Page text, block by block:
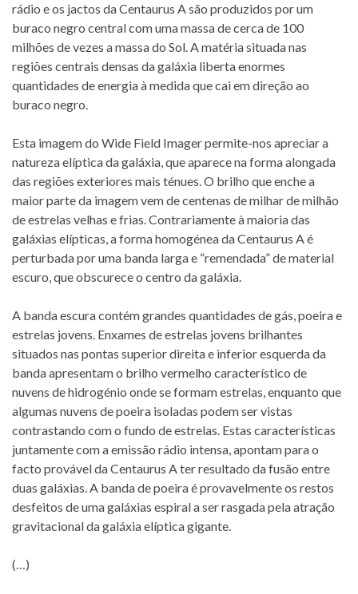
rádio e os jactos da Centaurus A são produzidos por um
buraco negro central com uma massa de cerca de 100
milhões de vezes a massa do Sol. A matéria situada nas
regiões centrais densas da galáxia liberta enormes
quantidades de energia à medida que cai em direção ao
buraco negro.
Esta imagem do Wide Field Imager permite-nos apreciar a
natureza elíptica da galáxia, que aparece na forma alongada
das regiões exteriores mais ténues. O brilho que enche a
maior parte da imagem vem de centenas de milhar de milhão
de estrelas velhas e frias. Contrariamente à maioria das
galáxias elípticas, a forma homogénea da Centaurus A é
perturbada por uma banda larga e “remendada” de material
escuro, que obscurece o centro da galáxia.
A banda escura contém grandes quantidades de gás, poeira e
estrelas jovens. Enxames de estrelas jovens brilhantes
situados nas pontas superior direita e inferior esquerda da
banda apresentam o brilho vermelho característico de
nuvens de hidrogénio onde se formam estrelas, enquanto que
algumas nuvens de poeira isoladas podem ser vistas
contrastando com o fundo de estrelas. Estas características
juntamente com a emissão rádio intensa, apontam para o
facto provável da Centaurus A ter resultado da fusão entre
duas galáxias. A banda de poeira é provavelmente os restos
desfeitos de uma galáxias espiral a ser rasgada pela atração
gravitacional da galáxia elíptica gigante.
(…)